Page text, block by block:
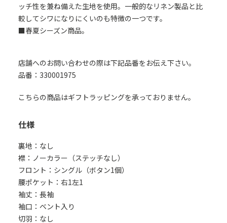
ッチ性を兼ね備えた生地を使用。一般的なリネン製品と比
較してシワになりにくいのも特徴の一つです。
■春夏シーズン商品。
店舗へのお問い合わせの際は下記品番をお伝え下さい。
品番：330001975
こちらの商品はギフトラッピングを承っておりません。
仕様
裏地：なし
襟：ノーカラー（ステッチなし）
フロント：シングル（ボタン1個）
腰ポケット：右1左1
袖丈：長袖
袖口：ベント入り
切羽：なし